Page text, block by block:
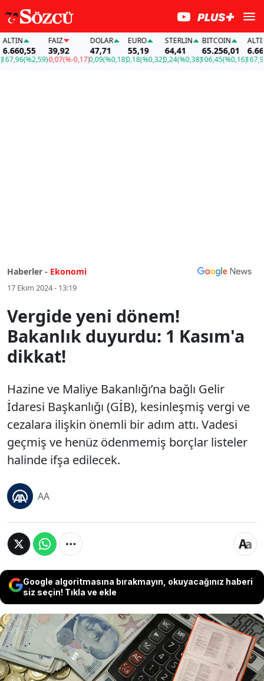
(%2,59)
FAİZ
39,92
-0,07(%-0,17)
DOLAR
47,71
0,09(%0,18)
EURO
55,19
0,18(%0,32)
STERLIN
64,41
0,24(%0,38)
BITCOIN
65.256,01
106,45(%0,16)
ALTIN
167,96
Haberler - Ekonomi
17 Ekim 2024 - 13:19
Vergide yeni dönem!
Bakanlık duyurdu: 1 Kasım'a
dikkat!
Hazine ve Maliye Bakanlığı’na bağlı Gelir
İdaresi Başkanlığı (GİB), kesinleşmiş vergi ve
cezalara ilişkin önemli bir adım attı. Vadesi
geçmiş ve henüz ödenmemiş borçlar listeler
halinde ifşa edilecek.
AA
Google algoritmasına bırakmayın, okuyacağınız haberi
siz seçin! Tıkla ve ekle
Hazine ve Maliye Bakanlığı’na bağlı Gelir
İdaresi Başkanlığı (GİB), kesinleşmiş vergi ve